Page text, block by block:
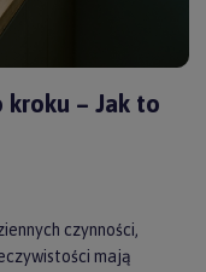
kroku – Jak to
czynności,
mają